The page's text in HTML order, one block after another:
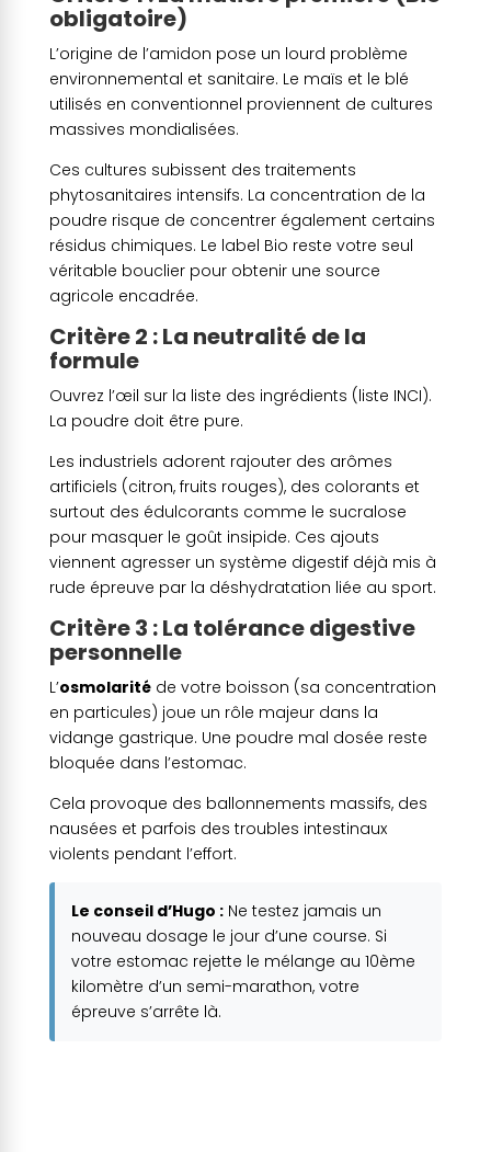
obligatoire)
L’origine de l’amidon pose un lourd problème
environnemental et sanitaire. Le maïs et le blé
utilisés en conventionnel proviennent de cultures
massives mondialisées.
Ces cultures subissent des traitements
phytosanitaires intensifs. La concentration de la
poudre risque de concentrer également certains
résidus chimiques. Le label Bio reste votre seul
véritable bouclier pour obtenir une source
agricole encadrée.
Critère 2 : La neutralité de la
formule
Ouvrez l’œil sur la liste des ingrédients (liste INCI).
La poudre doit être pure.
Les industriels adorent rajouter des arômes
artificiels (citron, fruits rouges), des colorants et
surtout des édulcorants comme le sucralose
pour masquer le goût insipide. Ces ajouts
viennent agresser un système digestif déjà mis à
rude épreuve par la déshydratation liée au sport.
Critère 3 : La tolérance digestive
personnelle
L’osmolaritéde votre boisson (sa concentration
en particules) joue un rôle majeur dans la
vidange gastrique. Une poudre mal dosée reste
bloquée dans l’estomac.
Cela provoque des ballonnements massifs, des
nausées et parfois des troubles intestinaux
violents pendant l’effort.
Le conseil d’Hugo :Ne testez jamais un
nouveau dosage le jour d’une course. Si
votre estomac rejette le mélange au 10ème
kilomètre d’un semi-marathon, votre
épreuve s’arrête là.